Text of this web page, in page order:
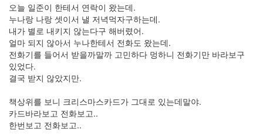
오늘 일준이 한테서 연락이 왔는데.
누나랑 나랑 셋이서 낼 저녁먹자구하는데.
내가 별로 내키지 않는다구 해버렸어.
얼마 되지 않아서 누나한테서 전화도 왔는데.
전화기를 들어서 받을까말까 고민하다 멍하니 전화기만 바라보구
있었다.
결국 받지 않았지만.
책상위를 보니 크리스마스카드가 그대로 있는데말야.
카드바라보고 전화보고..
한번보고 전화보고..
월
17
2006
년
10
월
22
년
11
월